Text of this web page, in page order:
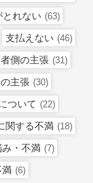
とれない (63)
支払えない (46)
側の主張 (31)
主張 (30)
ついて (22)
関する不満 (18)
・不満 (7)
満 (6)